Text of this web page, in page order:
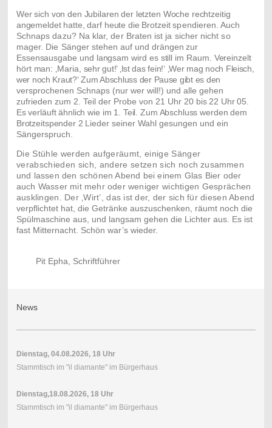
Wer sich von den Jubilaren der letzten Woche rechtzeitig
angemeldet hatte, darf heute die Brotzeit spendieren. Auch
Schnaps dazu? Na klar, der Braten ist ja sicher nicht so
mager. Die Sänger stehen auf und drängen zur
Essensausgabe und langsam wird es still im Raum. Vereinzelt
hört man: ‚Maria, sehr gut!’ ‚Ist das fein!‘ ‚Wer mag noch Fleisch,
wer noch Kraut?‘ Zum Abschluss der Pause gibt es den
versprochenen Schnaps (nur wer will!) und alle gehen
zufrieden zum 2. Teil der Probe von 21 Uhr 20 bis 22 Uhr 05.
Es verläuft ähnlich wie im 1. Teil. Zum Abschluss werden dem
Brotzeitspender 2 Liederseiner Wahl gesungen und ein
Sängerspruch.
Die Stühle werden aufgeräumt, einige Sänger
verabschieden sich, andere setzen sich noch zusammen
und lassen den schönen Abend bei einem Glas Bier oder
auch Wasser mit mehr oder weniger wichtigen Gesprächen
ausklingen. Der ‚Wirt’, das ist der, der sich für diesen Abend
verpflichtet hat, die Getränke auszuschenken, räumt noch die
Spülmaschine aus, und langsam gehen die Lichter aus. Es ist
fast Mitternacht. Schön war’s wieder.
Pit Epha, Schriftführer
News
Dienstag, 04.08.2026, 18 Uhr
Stammtisch im "il diamante" im Bürgerhaus
Dienstag,18.08.2026, 18 Uhr
Stammtisch im "il diamante" im Bürgerhaus